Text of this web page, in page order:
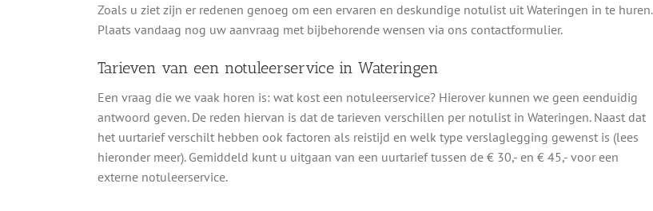
Zoals u ziet zijn er redenen genoeg om een ervaren en deskundige notulist uit Wateringen in te huren.
Plaats vandaag nog uw aanvraag met bijbehorende wensen via ons contactformulier.
Tarieven van een notuleerservice in Wateringen
Een vraag die we vaak horen is: wat kost een notuleerservice? Hierover kunnen we geen eenduidig
antwoord geven. De reden hiervan is dat de tarieven verschillen per notulist in Wateringen. Naast dat
het uurtarief verschilt hebben ook factoren als reistijd en welk type verslaglegging gewenst is (lees
hieronder meer). Gemiddeld kunt u uitgaan van een uurtarief tussen de € 30,- en € 45,- voor een
externe notuleerservice.